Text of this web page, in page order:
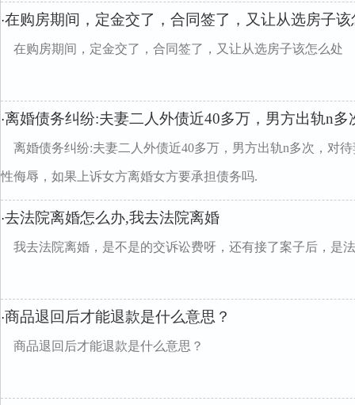
·在购房期间，定金交了，合同签了，又让从选房子该
在购房期间，定金交了，合同签了，又让从选房子该怎么处
·离婚债务纠纷:夫妻二人外债近40多万，男方出轨n多
离婚债务纠纷:夫妻二人外债近40多万，男方出轨n多次，对
性侮辱，如果上诉女方离婚女方要承担债务吗.
·去法院离婚怎么办,我去法院离婚
我去法院离婚，是不是的交诉讼费呀，还有接了案子后，是
·商品退回后才能退款是什么意思？
商品退回后才能退款是什么意思？